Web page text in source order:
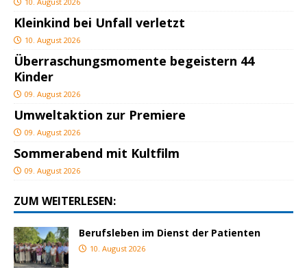
Kleinkind bei Unfall verletzt
10. August 2026
Überraschungsmomente begeistern 44
Kinder
09. August 2026
Umweltaktion zur Premiere
09. August 2026
Sommerabend mit Kultfilm
09. August 2026
ZUM WEITERLESEN:
Berufsleben im Dienst der Patienten
10. August 2026